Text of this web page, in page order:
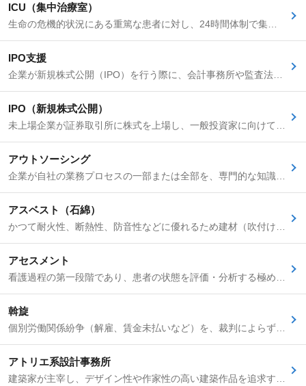
ICU（集中治療室）
生命の危機的状況にある重篤な患者に対し、24時間体制で集中的な治療と看護を提供する専門病棟です。「Intensive Care Unit」の略称です。ICU看護師の主な役割は、人工呼吸器や心電図モニター、輸液ポンプなど多数の生命維持管理装置を駆使し、患者のバイタルサインや検査データを継続的に監視・分析する全身管理です。患者の状態のわずかな変化が生命に直結するため、高度なアセスメント能力と迅速な判断力、そして急変時に的確に対応できる臨床技術が求められます。患者対看護師の比率が原則2対1と手厚く配置されており、患者が意識不明瞭であったり、鎮静下にある場合も多いため、家族への精神的支援や意思決定支援も重要な職務となります。
IPO支援
企業が新規株式公開（IPO）を行う際に、会計事務所や監査法人、証券会社などが提供する専門的な支援サービスのことです。具体的には、上場準備のための会計制度の整備、内部統制システムの構築支援、申請書類（Ⅰの部など）の作成支援、資本政策のアドバイス、監査法人による金融商品取引法に準ずる監査などが含まれます。
IPO（新規株式公開）
未上場企業が証券取引所に株式を上場し、一般投資家に向けて株式を売り出すことです。企業にとっては、資金調達の手段拡大、知名度や社会的信用の向上といったメリットがあります。経理・財務部門は、上場審査に向けた会計制度の整備、内部統制の構築、申請書類の作成など、上場準備において中心的な役割を担います。
アウトソーシング
企業が自社の業務プロセスの一部または全部を、専門的な知識やノウハウを持つ外部の専門業者に継続的に委託することです。BPO（ビジネス・プロセス・アウトソーシング）と比較すると、より広範な意味で使われ、特定の業務単位（例：給与計算、データ入力など）での委託も指します。コスト削減や業務効率化、コア業務への経営資源集中などを目的として導入されます。
アスベスト（石綿）
かつて耐火性、断熱性、防音性などに優れるため建材（吹付け材、保温材、屋根材、Pタイルなど）に広く使用されていた天然の鉱物繊維です。しかし、飛散した繊維を吸入すると肺がんや中皮腫などの深刻な健康被害を引き起こすことが判明したため、現在は製造・使用が原則禁止されています。解体工事や改修工事の際には、労働安全衛生法や大気汚染防止法に基づき、アスベスト含有の有無を事前調査し、その結果を都道府県等に報告する義務があります。除去作業を行う場合は、作業レベルに応じた作業計画の届出、作業員への特別教育の実施、適切な保護具（防じんマスク、保護衣など）の着用、作業基準の遵守（作業場所の隔離、湿潤化、負圧除じんなど）、飛散防止対策、特別管理産業廃棄物としての適正な処理などが施工管理者に厳しく求められます。
アセスメント
看護過程の第一段階であり、患者の状態を評価・分析する極めて重要なプロセスです。単なる情報収集ではなく、患者からの訴えなどの「主観的情報（S情報）」と、バイタルサインや検査データ、観察所見といった「客観的情報（O情報）」を体系的に収集し、それらを統合・解釈して患者が抱える健康上の問題点や潜在的なリスクを明確にすることを指します。このアセスメントの質が、その後の看護過程全体の方向性と妥当性を決定づけます。
斡旋
個別労働関係紛争（解雇、賃金未払いなど）を、裁判によらずに解決するための話し合いの手続きです。労働局などに置かれる紛争調整委員会が、中立な第三者として労使の間に入り、双方の主張を聞いて円満な解決を目指します。手続きは非公開・迅速・低廉で、特定社会保険労務士は当事者の代理人としてこの手続きに参加できます。
アトリエ系設計事務所
建築家が主宰し、デザイン性や作家性の高い建築作品を追求する傾向のある設計事務所です。小規模な組織が多く、住宅、商業施設、公共建築など幅広い用途の設計を手がけます。独創的なコンセプトや空間提案が特徴で、デザイン力を重視する求職者にとって魅力的な選択肢です。